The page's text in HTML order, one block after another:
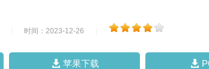
时间：2023-12-26
苹果下载